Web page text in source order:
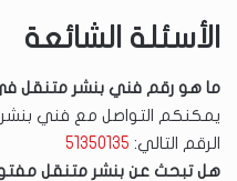
الأسئلة الشائعة
ما هو رقم فني بنشر متنقل
يمكنكم التواصل مع فني
الرقم التالي: 51350135
هل تبحث عن بنشر متنقل